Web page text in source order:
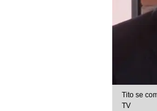
Tito se
TV